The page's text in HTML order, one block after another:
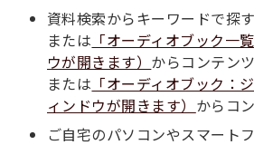
資料検索からキーワードで探す
または 「オーディオブック一
ウが開きます） からコンテン
または 「オーディオブック：
ィンドウが開きます） からコ
ご自宅のパソコンやスマート